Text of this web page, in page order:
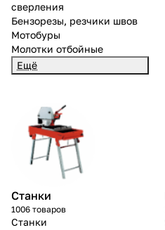
сверления
Бензорезы, резчики швов
Мотобуры
Молотки отбойные
Ещё
Станки
1006 товаров
Станки